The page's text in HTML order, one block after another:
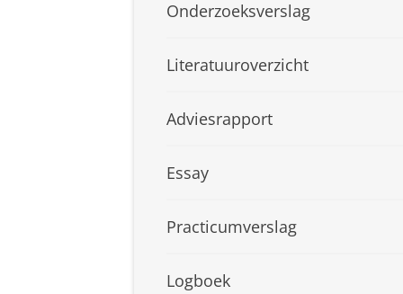
Onderzoeksverslag
Literatuuroverzicht
Adviesrapport
Essay
Practicumverslag
Logboek